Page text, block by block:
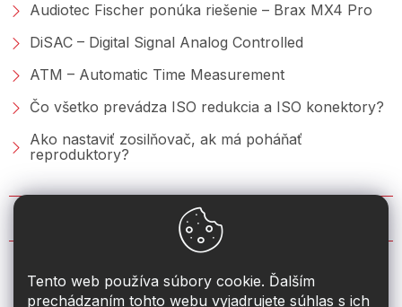
Tento web používa súbory cookie. Ďalším
prechádzaním tohto webu vyjadrujete súhlas s ich
Audiotec Fischer ponúka riešenie – Brax MX4 Pro
DiSAC – Digital Signal Analog Controlled
ATM – Automatic Time Measurement
Čo všetko prevádza ISO redukcia a ISO konektory?
Ako nastaviť zosilňovač, ak má poháňať
reproduktory?
KONTAKT
info@2din.sk